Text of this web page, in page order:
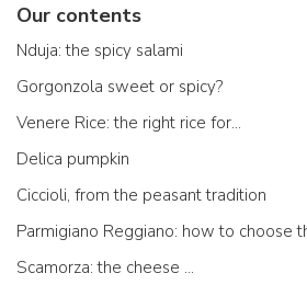
Our contents
Nduja: the spicy salami
Gorgonzola sweet or spicy?
Venere Rice: the right rice for...
Delica pumpkin
Ciccioli, from the peasant tradition
Scamorza: the cheese ...